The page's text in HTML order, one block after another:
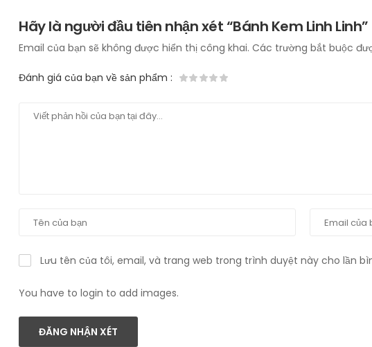
Hãy là người đầu tiên nhận xét “Bánh Kem Linh Linh”
Email của bạn sẽ không được hiển thị công khai. Các trường bắt buộc
Đánh giá của bạn về sản phẩm :
Lưu tên của tôi, email, và trang web trong trình duyệt này cho lần
You have to login to add images.
ĐĂNG NHẬN XÉT